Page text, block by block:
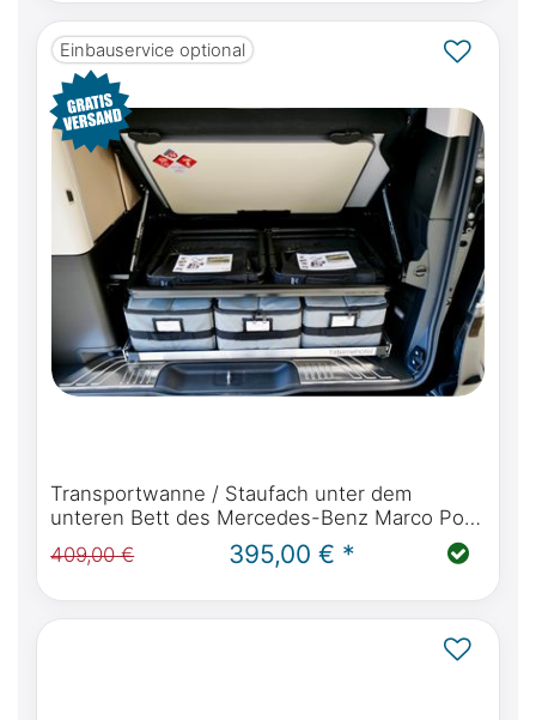
Einbauservice optional
Transportwanne / Staufach unter dem
unteren Bett des Mercedes-Benz Marco Polo
W447 mit Küche oder Viano Marco Polo
W639
409,00 € 395,00 € *